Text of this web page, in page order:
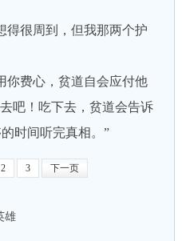
很周到，但我那两个护
费心，贫道自会应付他
吧！吃下去，贫道会告诉
时间听完真相。”
2 3 下一页
雄